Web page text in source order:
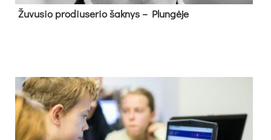
Žu­vu­sio pro­diu­se­rio šak­nys – Plun­gė­je